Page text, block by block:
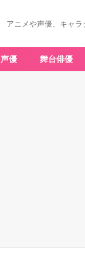
アニメや声優、キャ
声優 舞台俳優